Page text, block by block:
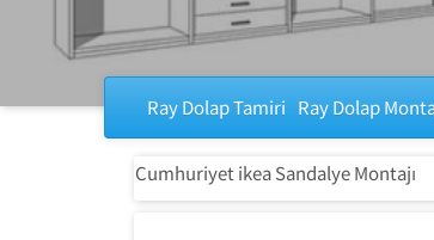
Ray Dolap Tamiri Ray Dolap
Cumhuriyet ikea Sandalye Montajı